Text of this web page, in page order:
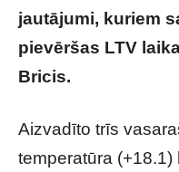
jautājumi, kuriem
pievēršas LTV
Bricis.
Aizvadīto trīs
temperatūra